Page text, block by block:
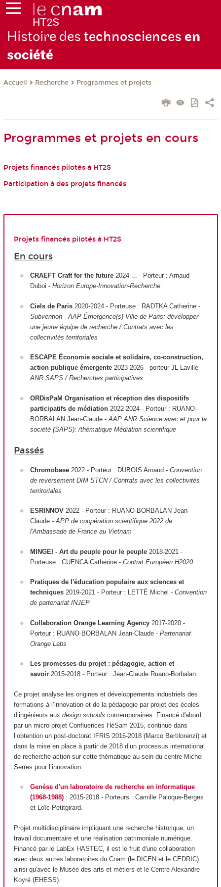
Histoire des technosciences en
société
Accueil Recherche Programmes et projets
Programmes et projets en cours
Projets financés pilotés à HT2S
Participation à des projets financés
Projets financés pilotés à HT2S
En cours
CRAEFT Craft for the future 2024-... - Porteur : Arnaud
Duboi - Horizon Europe-Innovation-Recherche
Ciels de Paris 2020-2024 - Porteuse : RADTKA Catherine -
Subvention - AAP Émergence(s) Ville de Paris: développer
une jeune équipe de recherche / Contrats avec les
collectivités territoriales
ESCAPE Économie sociale et solidaire, co-construction,
action publique émergente2023-2026 - porteur JL Laville -
ANR SAPS / Recherches participatives
ORDisPaM Organisation et réception des dispositifs
participatifs de médiation2022-2024 - Porteur : RUANO-
BORBALAN Jean-Claude - AAP ANR Science avec et pour la
société (SAPS): /thématique Médiation scientifique
Passés
Chromobase2022 - Porteur : DUBOIS Arnaud - Convention
de reversement DIM STCN / Contrats avec les collectivités
territoriales
ESRINNOV2022 - Porteur : RUANO-BORBALAN Jean-
Claude -APP de coopération scientifique 2022 de
l'Ambassade de France au Vietnam
MINGEI - Art du peuple pour le peuple2018-2021 -
Porteuse : CUENCA Catherine - Contrat Européen H2020
Pratiques de l'éducation populaire aux sciences et
techniques2019-2021 - Porteur : LETTÉ Michel - Convention
de partenariat INJEP
Collaboration Orange Learning Agency2017-2020 -
Porteur : RUANO-BORBALAN Jean-Claude - Partenariat
Orange Labs
Les promesses du projet : pédagogie, action et
savoir 2015-2018 - Porteur : Jean-Claude Ruano-Borbalan.
Ce projet analyse les origines et développements industriels des
formations à l’innovation et de la pédagogie par projet des écoles
d’ingénieurs aux design schools contemporaines. Financé d'abord
par un micro-projet Confluences HéSam 2015, continué dans
l’obtention un post-doctorat IFRIS 2016-2018 (Marco Bertilorenzi) et
dans la mise en place à partir de 2018 d’un processus international
de recherche-action sur cette thématique au sein du centre Michel
Serres pour l’innovation.
Genèse d'un laboratoire de recherche en informatique
(1968-1988): 2015-2018 - Porteurs : Camille Paloque-Berges
et Loïc Petitgirard.
Projet multidisciplinaire impliquant une recherche historique, un
travail documentaire et une réalisation patrimoniale numérique.
Financé par le LabEx HASTEC, il est le fruit d'une collaboration
avec deux autres laboratoires du Cnam (le DICEN et le CEDRIC)
ainsi qu'avec le Musée des arts et métiers et le Centre Alexandre
Koyré (EHESS).